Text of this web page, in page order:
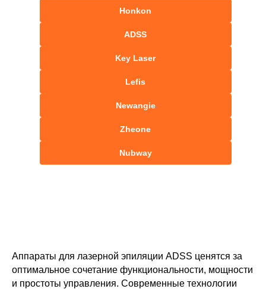
Honkon
ADSS
Key Laser
Lefis
Newangie
Zheone
Nubway
Аппараты для лазерной эпиляции ADSS ценятся за
оптимальное сочетание функциональности, мощности
и простоты управления. Современные технологии